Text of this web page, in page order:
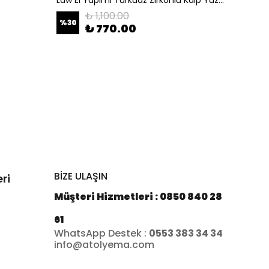
%30 ₺ 1,100.00
₺ 770.00
BİZE ULAŞIN
Müşteri Hizmetleri : 0850 840 28
61
WhatsApp Destek : 0553 383 34 34
info@atolyema.com